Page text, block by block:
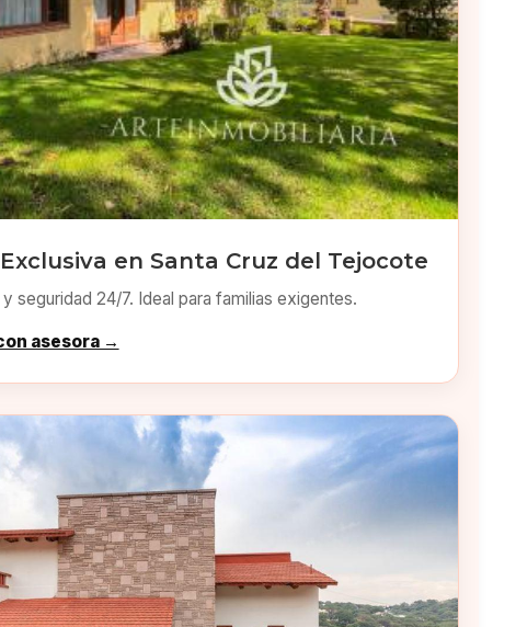
en Santa Cruz del Tejocote
seguridad 24/7. Ideal para familias exigentes.
asesora →